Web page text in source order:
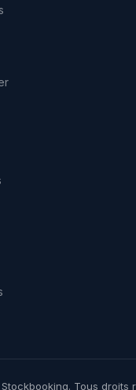
Tous droits